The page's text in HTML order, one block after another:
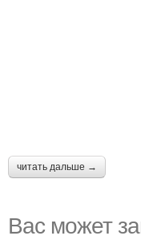
читать дальше →
Вас может